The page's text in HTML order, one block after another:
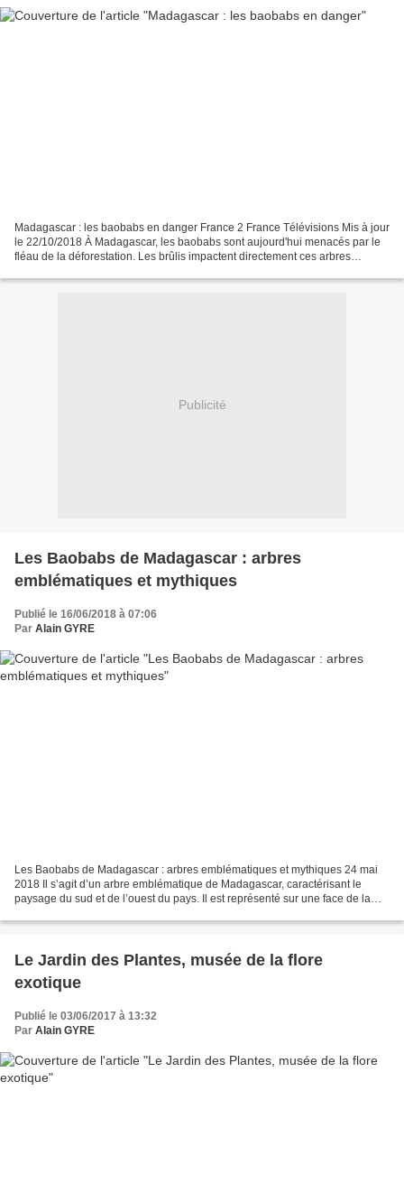
Madagascar : les baobabs en danger France 2 France Télévisions Mis à jour
le 22/10/2018 À Madagascar, les baobabs sont aujourd'hui menacés par le
fléau de la déforestation. Les brûlis impactent directement ces arbres
danger_2998775.html?
Publicité
Les Baobabs de Madagascar : arbres
emblématiques et mythiques
Publié le 16/06/2018 à 07:06
Par Alain GYRE
Les Baobabs de Madagascar : arbres emblématiques et mythiques 24 mai
2018 Il s’agit d’un arbre emblématique de Madagascar, caractérisant le
paysage du sud et de l’ouest du pays. Il est représenté sur une face de la
Le Jardin des Plantes, musée de la flore
exotique
Publié le 03/06/2017 à 13:32
Par Alain GYRE